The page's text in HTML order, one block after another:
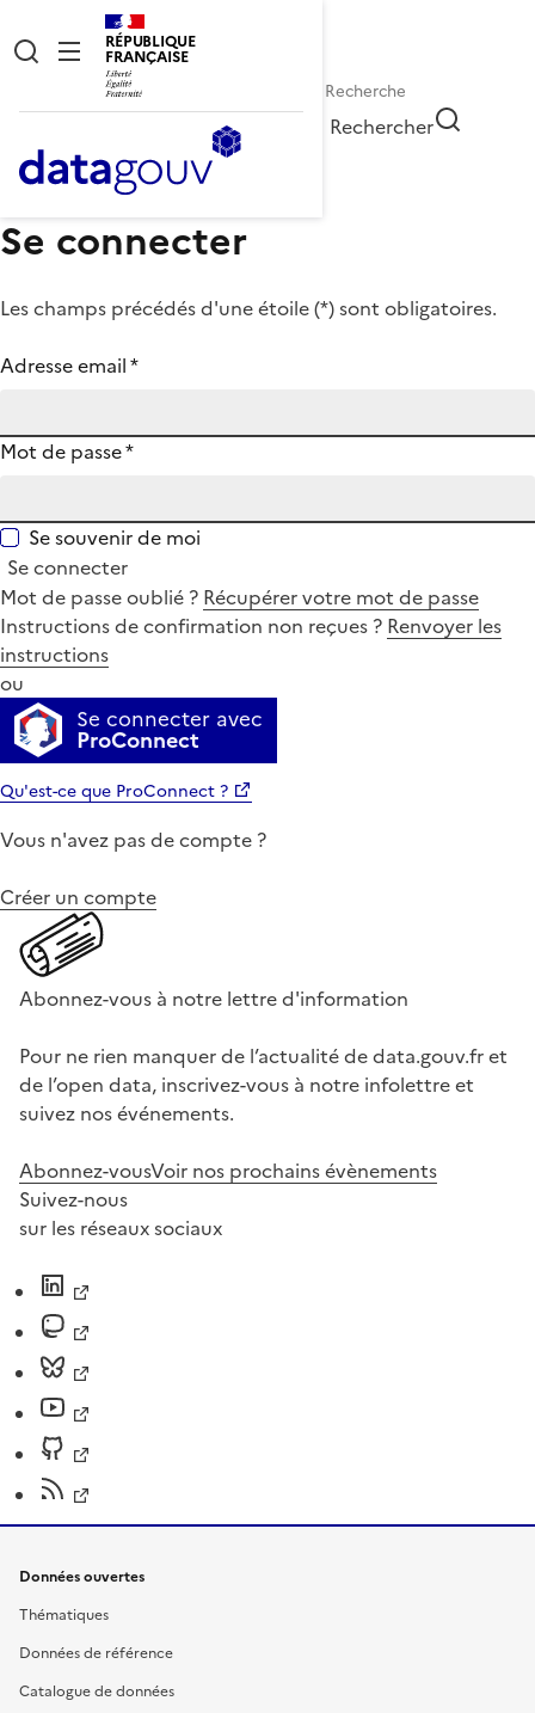
RÉPUBLIQUE
FRANÇAISE
Rechercher
Se connecter
Les champs précédés d'une étoile (*) sont obligatoires.
Adresse email*
Mot de passe*
Se souvenir de moi
Se connecter
Mot de passe oublié ? Récupérer votre mot de passe
Instructions de confirmation non reçues ? Renvoyer les
instructions
ou
Se connecter avec
ProConnect
Qu'est-ce que ProConnect ?
Vous n'avez pas de compte ?
Créer un compte
Abonnez-vous à notre lettre d'information
Pour ne rien manquer de l’actualité de data.gouv.fr et
de l’open data, inscrivez-vous à notre infolettre et
suivez nos événements.
Abonnez-vousVoir nos prochains évènements
Suivez-nous
sur les réseaux sociaux
Données ouvertes
Thématiques
Données de référence
Catalogue de données